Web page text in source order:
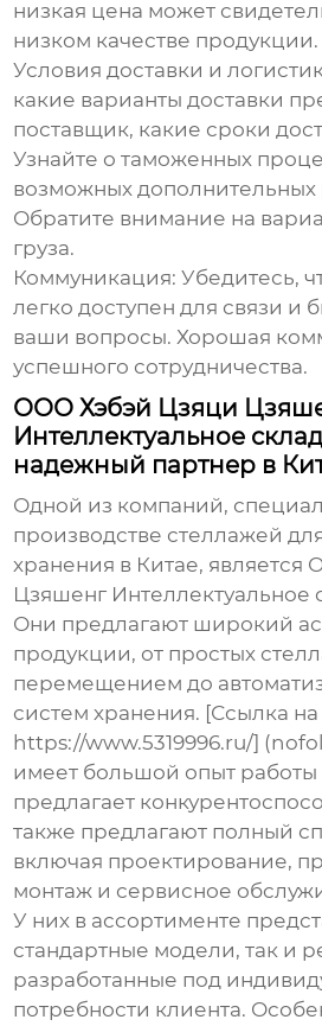
низкая цена может
низком качестве продукции.
Условия доставки и
какие варианты доставки
поставщик, какие сроки
Узнайте о таможенных
возможных дополнительных
Обратите внимание на
груза.
Коммуникация: Убедитесь,
легко доступен для связи и
ваши вопросы. Хорошая
успешного сотрудничества.
ООО Хэбэй Цзяци
Интеллектуальное
надежный партнер в
Одной из компаний,
производстве стеллажей
хранения в Китае,
Цзяшенг Интеллектуальное
Они предлагают широкий
продукции, от простых
перемещением до
систем хранения. [Ссылка на
https://www.5319996.ru/]
имеет большой опыт работы
предлагает
также предлагают полный
включая проектирование,
монтаж и сервисное
У них в ассортименте
стандартные модели, так и
разработанные под
потребности клиента.